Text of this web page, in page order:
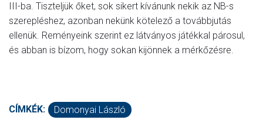
III-ba. Tiszteljük őket, sok sikert kívánunk nekik az NB-s
szerepléshez, azonban nekünk kötelező a továbbjutás
ellenük. Reményeink szerint ez látványos játékkal párosul,
és abban is bízom, hogy sokan kijönnek a mérkőzésre.
CÍMKÉK: Domonyai László